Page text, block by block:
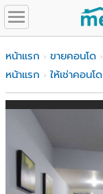
หน้าแรก ขายคอนโด
หน้าแรก
ให้เช่าคอนโด